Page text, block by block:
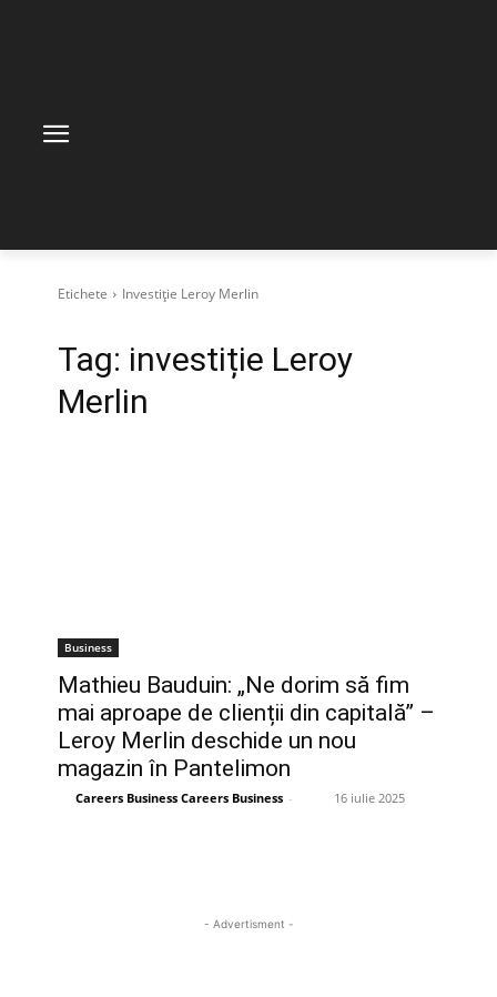
Etichete Investiție Leroy Merlin
Tag: investiție Leroy
Merlin
Business
Mathieu Bauduin: „Ne dorim să fim
mai aproape de clienții din capitală” –
Leroy Merlin deschide un nou
magazin în Pantelimon
Careers Business Careers Business - 16 iulie 2025
- Advertisment -